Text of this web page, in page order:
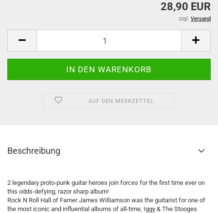
28,90 EUR
zzgl. Versand
AUF DEN MERKZETTEL
Beschreibung
2 legendary proto-punk guitar heroes join forces for the first time ever on
this odds-defying, razor sharp album!
Rock N Roll Hall of Famer James Williamson was the guitarist for one of
the most iconic and influential albums of all-time, Iggy & The Stooges